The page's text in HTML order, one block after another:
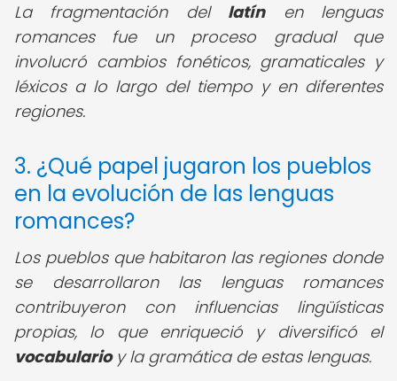
La fragmentación del latínen lenguas
romances fue un proceso gradual que
involucró cambios fonéticos, gramaticales y
léxicos a lo largo del tiempo y en diferentes
regiones.
3. ¿Qué papel jugaron los pueblos
en la evolución de las lenguas
romances?
Los pueblos que habitaron las regiones donde
se desarrollaron las lenguas romances
contribuyeron con influencias lingüísticas
propias, lo que enriqueció y diversificó el
vocabularioy la gramática de estas lenguas.